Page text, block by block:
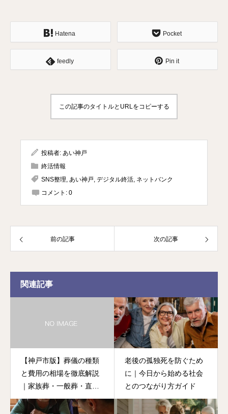
Hatena Pocket
feedly Pin it
この記事のタイトルとURLをコピーする
投稿者: あい神戸
終活情報
SNS整理, あい神戸, デジタル終活, ネットバンク
コメント: 0
前の記事 次の記事
関連記事
【神戸市版】葬儀の種類
と費用の相場を徹底解説
｜家族葬・一般葬・直葬
の違いと選び方
老後の孤独死を防ぐため
に｜今日から始める社会
とのつながり方ガイド